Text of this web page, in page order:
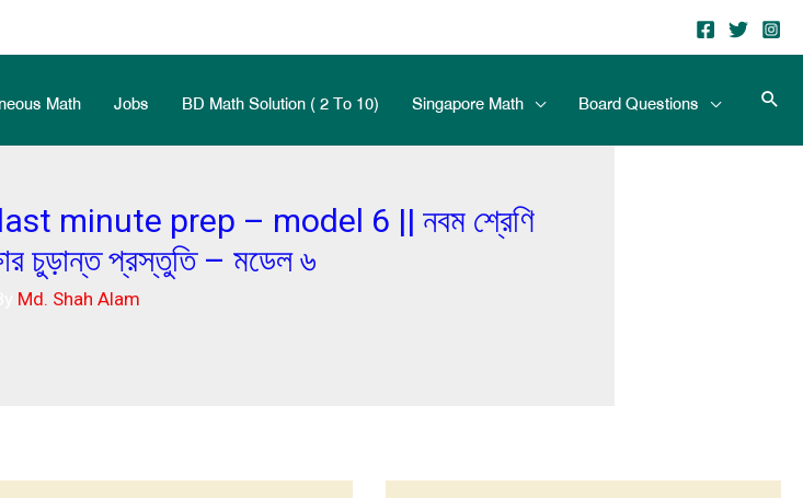
Math Jobs BD Math Solution ( 2 To 10) Singapore Math Board Questions
minute prep – model 6 || নবম শ্রেণি
চুড়ান্ত প্রস্তুতি – মডেল ৬
Md. Shah Alam